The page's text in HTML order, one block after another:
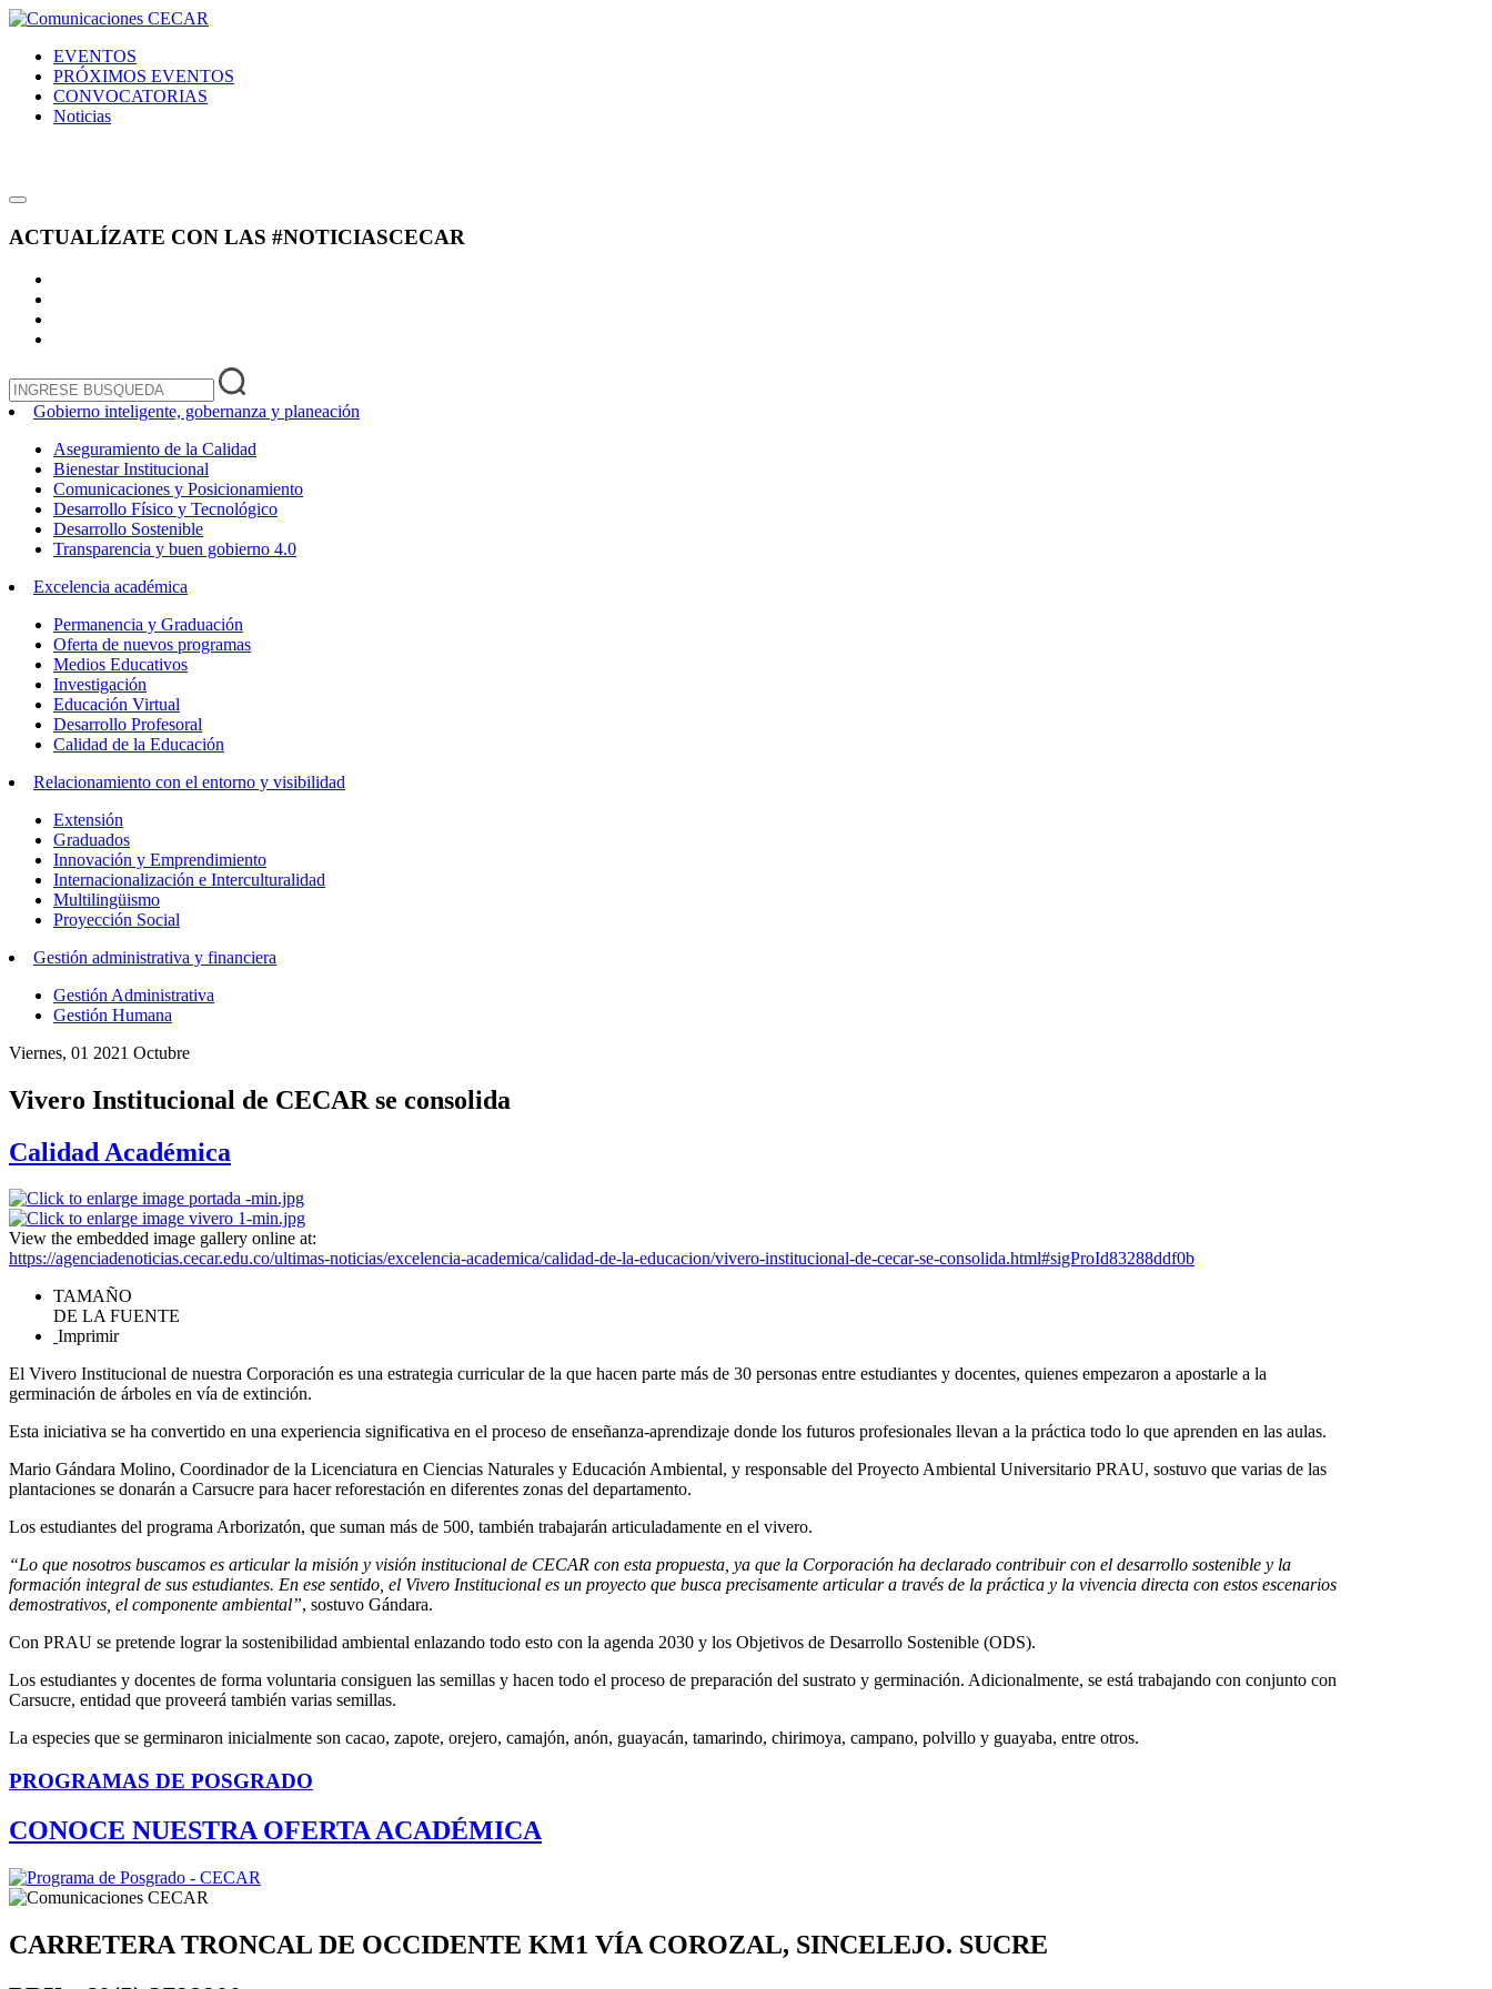
EVENTOS
PRÓXIMOS EVENTOS
CONVOCATORIAS
Noticias
ACTUALÍZATE CON LAS #NOTICIASCECAR
Gobierno inteligente, gobernanza y planeación
Aseguramiento de la Calidad
Bienestar Institucional
Comunicaciones y Posicionamiento
Desarrollo Físico y Tecnológico
Desarrollo Sostenible
Transparencia y buen gobierno 4.0
Excelencia académica
Permanencia y Graduación
Oferta de nuevos programas
Medios Educativos
Investigación
Educación Virtual
Desarrollo Profesoral
Calidad de la Educación
Relacionamiento con el entorno y visibilidad
Extensión
Graduados
Innovación y Emprendimiento
Internacionalización e Interculturalidad
Multilingüismo
Proyección Social
Gestión administrativa y financiera
Gestión Administrativa
Gestión Humana
Viernes, 01 2021 Octubre
Vivero Institucional de CECAR se consolida
Calidad Académica
View the embedded image gallery online at:
https://agenciadenoticias.cecar.edu.co/ultimas-noticias/excelencia-academica/calidad-de-la-educacion/vivero-institucional-de-cecar-se-consolida.html#sigProId83288ddf0b
TAMAÑO
DE LA FUENTE
Imprimir
El Vivero Institucional de nuestra Corporación es una estrategia curricular de la que hacen parte más de 30 personas entre estudiantes y docentes, quienes empezaron a apostarle a la
germinación de árboles en vía de extinción.
Esta iniciativa se ha convertido en una experiencia significativa en el proceso de enseñanza-aprendizaje donde los futuros profesionales llevan a la práctica todo lo que aprenden en las aulas.
Mario Gándara Molino, Coordinador de la Licenciatura en Ciencias Naturales y Educación Ambiental, y responsable del Proyecto Ambiental Universitario PRAU, sostuvo que varias de las
plantaciones se donarán a Carsucre para hacer reforestación en diferentes zonas del departamento.
Los estudiantes del programa Arborizatón, que suman más de 500, también trabajarán articuladamente en el vivero.
“Lo que nosotros buscamos es articular la misión y visión institucional de CECAR con esta propuesta, ya que la Corporación ha declarado contribuir con el desarrollo sostenible y la
formación integral de sus estudiantes. En ese sentido, el Vivero Institucional es un proyecto que busca precisamente articular a través de la práctica y la vivencia directa con estos escenarios
demostrativos, el componente ambiental”, sostuvo Gándara.
Con PRAU se pretende lograr la sostenibilidad ambiental enlazando todo esto con la agenda 2030 y los Objetivos de Desarrollo Sostenible (ODS).
Los estudiantes y docentes de forma voluntaria consiguen las semillas y hacen todo el proceso de preparación del sustrato y germinación. Adicionalmente, se está trabajando con conjunto con
Carsucre, entidad que proveerá también varias semillas.
La especies que se germinaron inicialmente son cacao, zapote, orejero, camajón, anón, guayacán, tamarindo, chirimoya, campano, polvillo y guayaba, entre otros.
PROGRAMAS DE POSGRADO
CONOCE NUESTRA OFERTA ACADÉMICA
CARRETERA TRONCAL DE OCCIDENTE KM1 VÍA COROZAL, SINCELEJO. SUCRE